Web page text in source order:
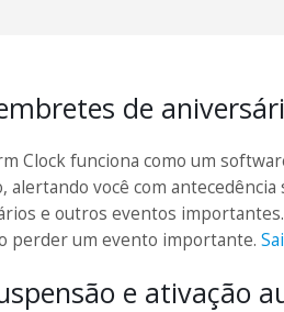
de
Clock funciona como um
alertando você com
e outros eventos
perder um evento importante.
e ativação